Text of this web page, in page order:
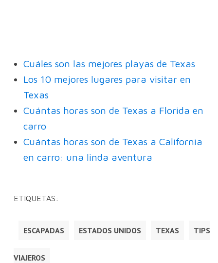
Cuáles son las mejores playas de Texas
Los 10 mejores lugares para visitar en
Texas
Cuántas horas son de Texas a Florida en
carro
Cuántas horas son de Texas a California
en carro: una linda aventura
ETIQUETAS:
ESCAPADAS ESTADOS UNIDOS TEXAS TIPS
VIAJEROS